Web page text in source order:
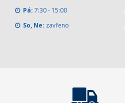
Pá: 7:30 - 15:00
So, Ne: zavřeno